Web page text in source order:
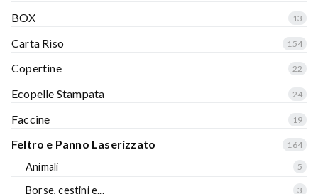
BOX 13
Carta Riso 154
Copertine 22
Ecopelle Stampata 24
Faccine 19
Feltro e Panno Laserizzato 164
Animali 5
Borse, cestini e... 3